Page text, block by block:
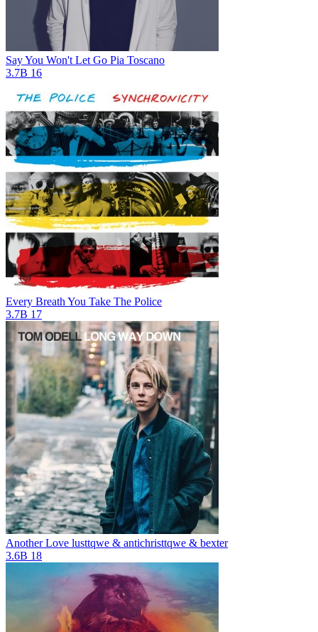
Say You Won't Let Go Pia Toscano
3.7B 16
Every Breath You Take The Police
3.7B 17
Another Love lusttqwe & antichristtqwe & bexter
3.6B 18